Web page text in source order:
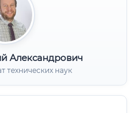
Александрович
технических наук